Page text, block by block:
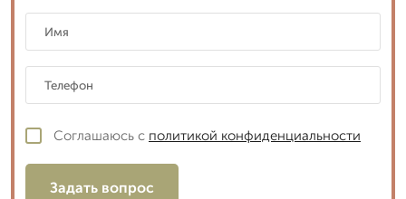
Соглашаюсь с политикой конфиденциальности
Задать вопрос